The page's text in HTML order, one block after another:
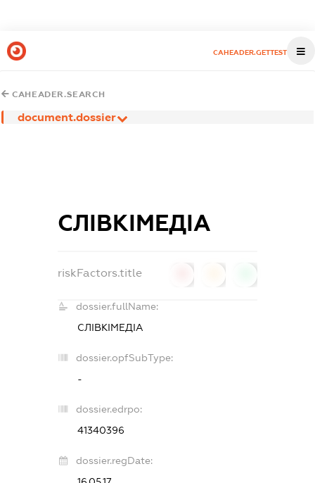
CAHEADER.GETTEST
CAHEADER.SEARCH
document.dossier
СЛІВКІМЕДІА
riskFactors.title
dossier.fullName:
СЛІВКІМЕДІА
dossier.opfSubType:
-
dossier.edrpo:
41340396
dossier.regDate: